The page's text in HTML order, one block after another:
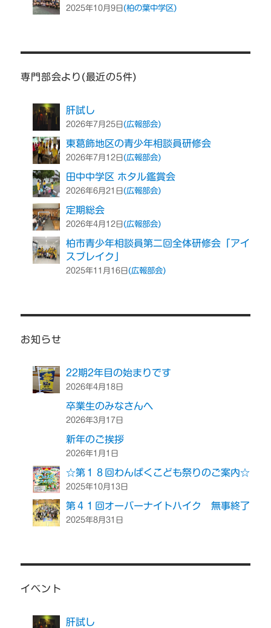
2025年10月9日(柏の葉中学区)
専門部会より(最近の5件)
肝試し
2026年7月25日(広報部会)
東葛飾地区の青少年相談員研修会
2026年7月12日(広報部会)
田中中学区 ホタル鑑賞会
2026年6月21日(広報部会)
定期総会
2026年4月12日(広報部会)
柏市青少年相談員第二回全体研修会「アイ
スブレイク」
2025年11月16日(広報部会)
お知らせ
22期2年目の始まりです
2026年4月18日
卒業生のみなさんへ
2026年3月17日
新年のご挨拶
2026年1月1日
☆第１８回わんぱくこども祭りのご案内☆
2025年10月13日
第４１回オーバーナイトハイク 無事終了
2025年8月31日
イベント
肝試し